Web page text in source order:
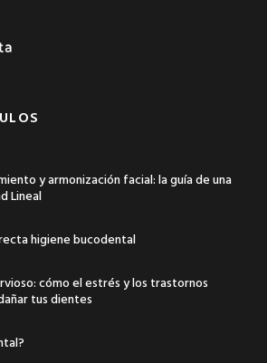
y armonización facial: la guía de una
Lineal
higiene bucodental
cómo el estrés y los trastornos
tus dientes